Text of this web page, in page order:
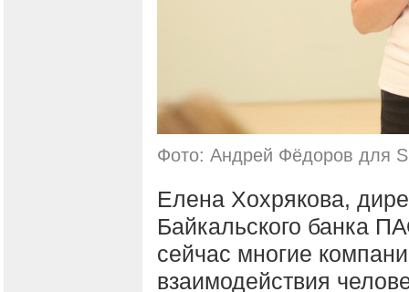
Фото: Андрей Фёдоров для
Елена Хохрякова,
Байкальского банка
сейчас многие
взаимодействия